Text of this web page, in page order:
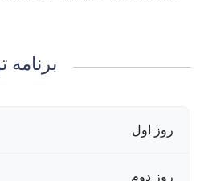
برنامه
روز اول
روز دوم